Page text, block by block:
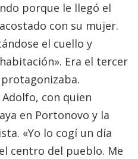
porque le llegó el
con su mujer.
el cuello y
Era el tercer
con quien
en Portonovo y la
«Yo lo cogí un día
centro del pueblo. Me